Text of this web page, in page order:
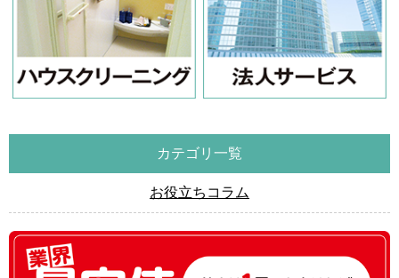
カテゴリ一覧
お役立ちコラム